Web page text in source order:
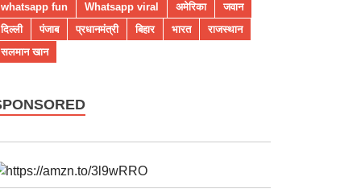
whatsapp fun
Whatsapp viral अमेरिका
जवान
दिल्ली
पंजाब प्रधानमंत्री बिहार भारत
राजस्थान
सलमान खान